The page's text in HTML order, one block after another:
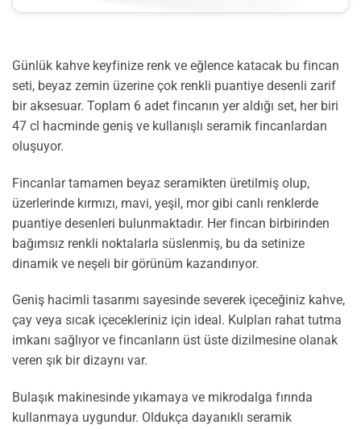
Günlük kahve keyfinize renk ve eğlence katacak bu fincan
seti, beyaz zemin üzerine çok renkli puantiye desenli zarif
bir aksesuar. Toplam 6 adet fincanın yer aldığı set, her biri
47 cl hacminde geniş ve kullanışlı seramik fincanlardan
oluşuyor.
Fincanlar tamamen beyaz seramikten üretilmiş olup,
üzerlerinde kırmızı, mavi, yeşil, mor gibi canlı renklerde
puantiye desenleri bulunmaktadır. Her fincan birbirinden
bağımsız renkli noktalarla süslenmiş, bu da setinize
dinamik ve neşeli bir görünüm kazandırıyor.
Geniş hacimli tasarımı sayesinde severek içeceğiniz kahve,
çay veya sıcak içecekleriniz için ideal. Kulpları rahat tutma
imkanı sağlıyor ve fincanların üst üste dizilmesine olanak
veren şık bir dizaynı var.
Bulaşık makinesinde yıkamaya ve mikrodalga fırında
kullanmaya uygundur. Oldukça dayanıklı seramik